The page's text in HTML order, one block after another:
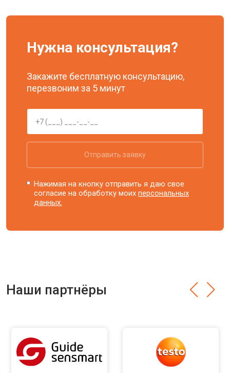
Нужна консультация?
Закажите бесплатную консультацию,
перезвоним за 5 минут
Отправить заявку
Нажимая на кнопку отправить я даю свое
согласие на обработку моихперсональных
данных.
Наши партнёры